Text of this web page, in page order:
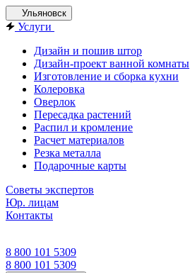
Ульяновск
Услуги
Дизайн и пошив штор
Дизайн-проект ванной комнаты
Изготовление и сборка кухни
Колеровка
Оверлок
Пересадка растений
Распил и кромление
Расчет материалов
Резка металла
Подарочные карты
Советы экспертов
Юр. лицам
Контакты
8 800 101 5309
8 800 101 5309